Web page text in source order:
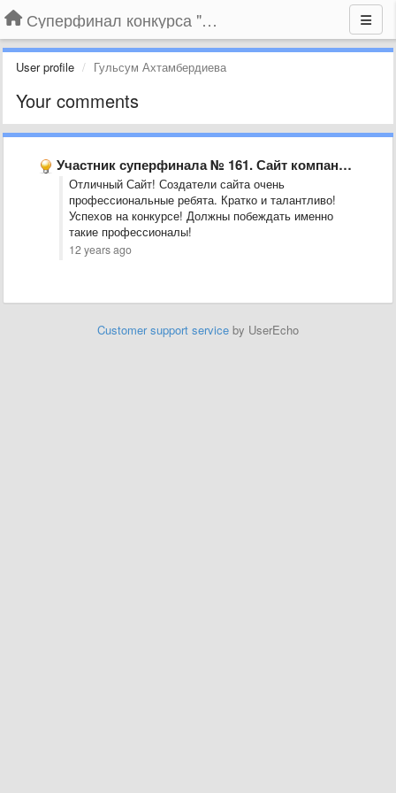
Суперфинал конкурса "Компания года-2014" на BLIZKO.ru
User profile Гульсум Ахтамбердиева
Your comments
Участник суперфинала № 161. Сайт компании «СибирьПромЭксперт», г. Новосибирск
Отличный Сайт! Создатели сайта очень
профессиональные ребята. Кратко и талантливо!
Успехов на конкурсе! Должны побеждать именно
такие профессионалы!
12 years ago
Customer support service by UserEcho